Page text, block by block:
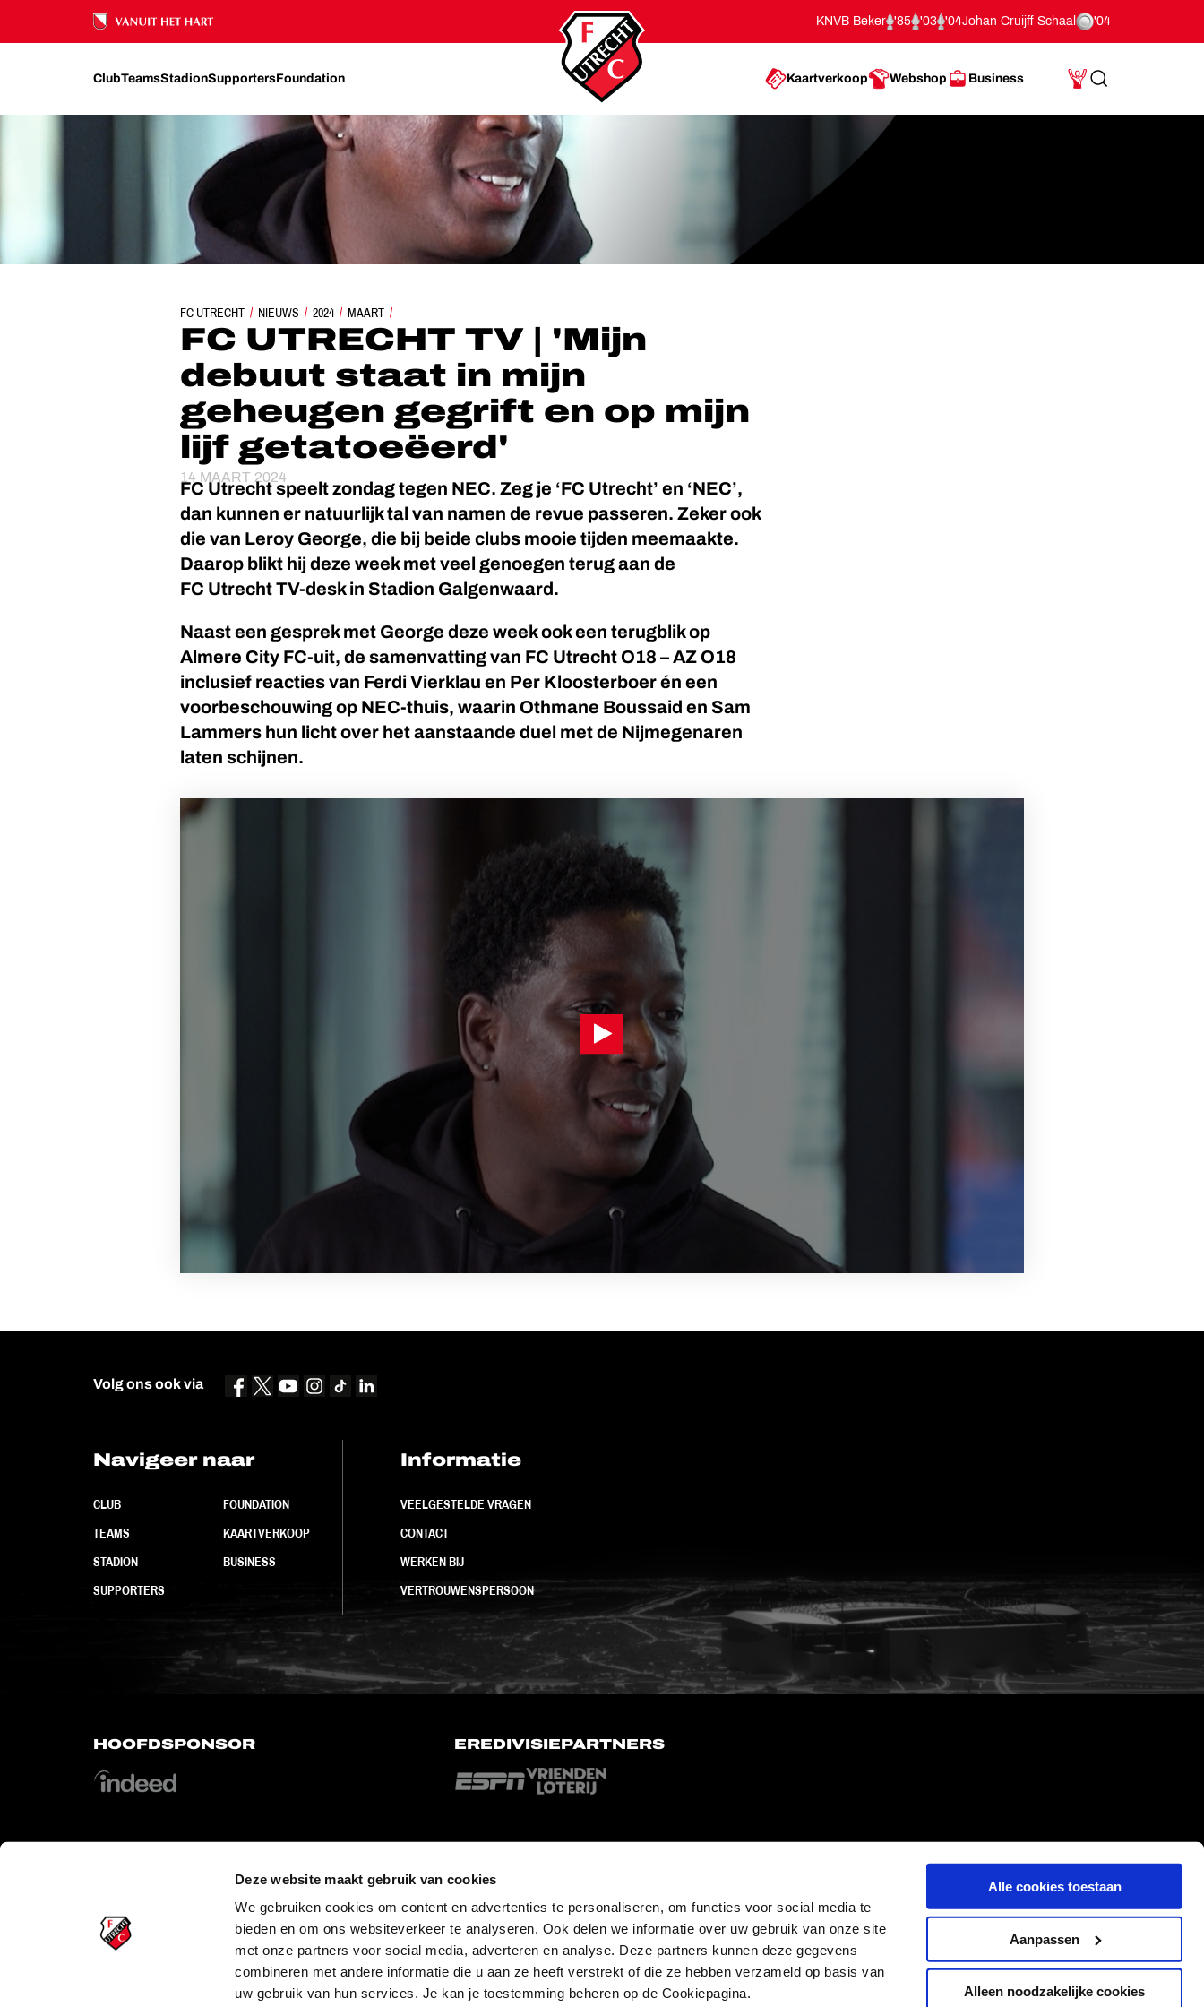
Deze website maakt gebruik van cookies
We gebruiken cookies om content en advertenties te personaliseren, om functies voor social media te
bieden en om ons websiteverkeer te analyseren. Ook delen we informatie over uw gebruik van onze site
met onze partners voor social media, adverteren en analyse. Deze partners kunnen deze gegevens
combineren met andere informatie die u aan ze heeft verstrekt of die ze hebben verzameld op basis van
uw gebruik van hun services. Je kan je toestemming beheren op de Cookiepagina.
Alle cookies toestaan
Aanpassen
Alleen noodzakelijke cookies
Ons nalatenschap
KNVB Beker '85 '03 '04Johan Cruijff Schaal '04
ClubTeamsStadionSupportersFoundation Kaartverkoop Webshop Business
Mijn Account
Search
FC UTRECHT NIEUWS 2024 MAART
FC UTRECHT TV | 'MIJN DEBUUT STAAT IN MIJN GEHEUGEN GEGRIFT EN OP MIJN LIJF GETATOEËERD'
FC UTRECHT TV | 'Mijn
debuut staat in mijn
geheugen gegrift en op mijn
lijf getatoeëerd'
14 MAART 2024
FC Utrecht speelt zondag tegen NEC. Zeg je ‘FC Utrecht’ en ‘NEC’,
dan kunnen er natuurlijk tal van namen de revue passeren. Zeker ook
die van Leroy George, die bij beide clubs mooie tijden meemaakte.
Daarop blikt hij deze week met veel genoegen terug aan de
FC Utrecht TV-desk in Stadion Galgenwaard.
Naast een gesprek met George deze week ook een terugblik op
Almere City FC-uit, de samenvatting van FC Utrecht O18 – AZ O18
inclusief reacties van Ferdi Vierklau en Per Kloosterboer én een
voorbeschouwing op NEC-thuis, waarin Othmane Boussaid en Sam
Lammers hun licht over het aanstaande duel met de Nijmegenaren
laten schijnen.
Volg ons ook via
Navigeer naar
CLUB
TEAMS
STADION
SUPPORTERS
FOUNDATION
KAARTVERKOOP
BUSINESS
Informatie
VEELGESTELDE VRAGEN
CONTACT
WERKEN BIJ
VERTROUWENSPERSOON
HOOFDSPONSOR EREDIVISIEPARTNERS
OFFICIAL PARTNERS